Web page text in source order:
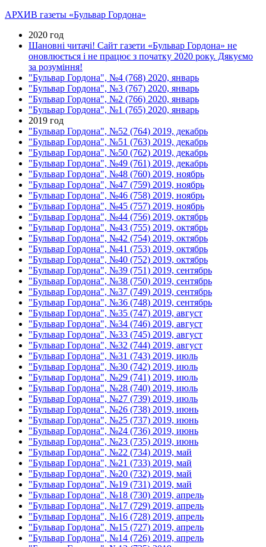
АРХИВ газеты «Бульвар Гордона»
2020 год
Шановні читачі! Сайт газети «Бульвар Гордона» не
оновлюється і не працює з початку 2020 року. Дякуємо
за розуміння!
"Бульвар Гордона", №4 (768) 2020, январь
"Бульвар Гордона", №3 (767) 2020, январь
"Бульвар Гордона", №2 (766) 2020, январь
"Бульвар Гордона", №1 (765) 2020, январь
2019 год
"Бульвар Гордона", №52 (764) 2019, декабрь
"Бульвар Гордона", №51 (763) 2019, декабрь
"Бульвар Гордона", №50 (762) 2019, декабрь
"Бульвар Гордона", №49 (761) 2019, декабрь
"Бульвар Гордона", №48 (760) 2019, ноябрь
"Бульвар Гордона", №47 (759) 2019, ноябрь
"Бульвар Гордона", №46 (758) 2019, ноябрь
"Бульвар Гордона", №45 (757) 2019, ноябрь
"Бульвар Гордона", №44 (756) 2019, октябрь
"Бульвар Гордона", №43 (755) 2019, октябрь
"Бульвар Гордона", №42 (754) 2019, октябрь
"Бульвар Гордона", №41 (753) 2019, октябрь
"Бульвар Гордона", №40 (752) 2019, октябрь
"Бульвар Гордона", №39 (751) 2019, сентябрь
"Бульвар Гордона", №38 (750) 2019, сентябрь
"Бульвар Гордона", №37 (749) 2019, сентябрь
"Бульвар Гордона", №36 (748) 2019, сентябрь
"Бульвар Гордона", №35 (747) 2019, август
"Бульвар Гордона", №34 (746) 2019, август
"Бульвар Гордона", №33 (745) 2019, август
"Бульвар Гордона", №32 (744) 2019, август
"Бульвар Гордона", №31 (743) 2019, июль
"Бульвар Гордона", №30 (742) 2019, июль
"Бульвар Гордона", №29 (741) 2019, июль
"Бульвар Гордона", №28 (740) 2019, июль
"Бульвар Гордона", №27 (739) 2019, июль
"Бульвар Гордона", №26 (738) 2019, июнь
"Бульвар Гордона", №25 (737) 2019, июнь
"Бульвар Гордона", №24 (736) 2019, июнь
"Бульвар Гордона", №23 (735) 2019, июнь
"Бульвар Гордона", №22 (734) 2019, май
"Бульвар Гордона", №21 (733) 2019, май
"Бульвар Гордона", №20 (732) 2019, май
"Бульвар Гордона", №19 (731) 2019, май
"Бульвар Гордона", №18 (730) 2019, апрель
"Бульвар Гордона", №17 (729) 2019, апрель
"Бульвар Гордона", №16 (728) 2019, апрель
"Бульвар Гордона", №15 (727) 2019, апрель
"Бульвар Гордона", №14 (726) 2019, апрель